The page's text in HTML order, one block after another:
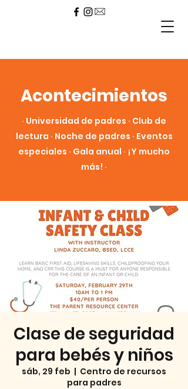
Acontecimientos
∙ Universidad de padres ∙ Club de
lectura ∙ Noche de padres ∙ Eventos
especiales ∙ Gala anual ∙ ¡Y mucho
más! ∙
Clase de seguridad
para bebés y niños
sáb, 29 feb
  |
Centro de recursos
para padres